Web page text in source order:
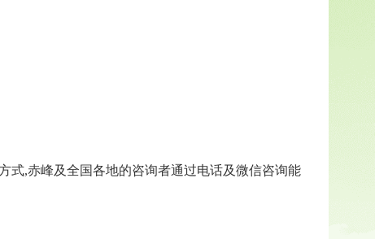
式,赤峰及全国各地的咨询者通过电话及微信咨询能